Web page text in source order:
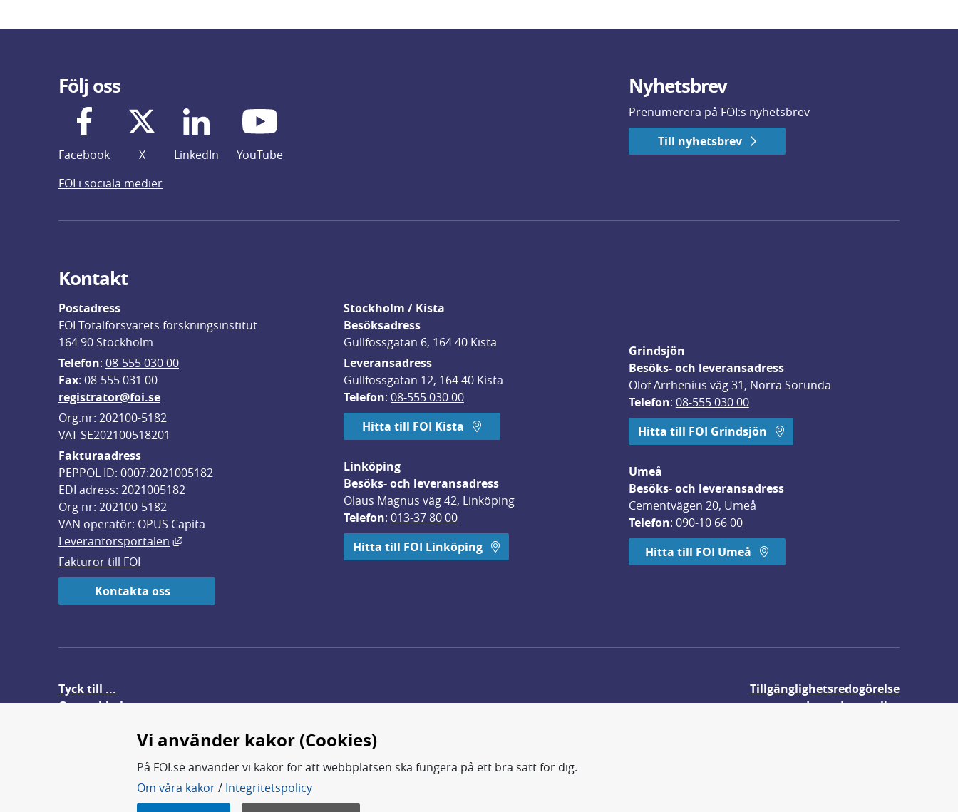
Följ oss
Facebook X LinkedIn
YouTube
FOI i sociala medier
Nyhetsbrev
Prenumerera på FOI:s nyhetsbrev
Till nyhetsbrev
Kontakt
Postadress
FOI Totalförsvarets forskningsinstitut
164 90 Stockholm
Telefon: 08-555 030 00
Fax: 08-555 031 00
registrator@foi.se
Org.nr: 202100-5182
VAT SE202100518201
Fakturaadress
PEPPOL ID: 0007:2021005182
EDI adress: 2021005182
Org nr: 202100-5182
VAN operatör: OPUS Capita
Leverantörsportalen
Länk till annan webbplats, öppnas i nytt fönster.
Fakturor till FOI
Kontakta oss
Stockholm / Kista
Besöksadress
Gullfossgatan 6, 164 40 Kista
Leveransadress
Gullfossgatan 12, 164 40 Kista
Telefon: 08-555 030 00
Hitta till FOI Kista
Linköping
Besöks- och leveransadress
Olaus Magnus väg 42, Linköping
Telefon: 013-37 80 00
Hitta till FOI Linköping
Grindsjön
Besöks- och leveransadress
Olof Arrhenius väg 31, Norra Sorunda
Telefon: 08-555 030 00
Hitta till FOI Grindsjön
Umeå
Besöks- och leveransadress
Cementvägen 20, Umeå
Telefon: 090-10 66 00
Hitta till FOI Umeå
Tyck till ...
Om webbplatsen
Tillgänglighetsredogörelse
Integritetspolicy
FOI forskar för en säkrare värld.
Vi använder kakor (Cookies)
På FOI.se använder vi kakor för att webbplatsen ska fungera på ett bra sätt för dig.
Om våra kakor/ Integritetspolicy